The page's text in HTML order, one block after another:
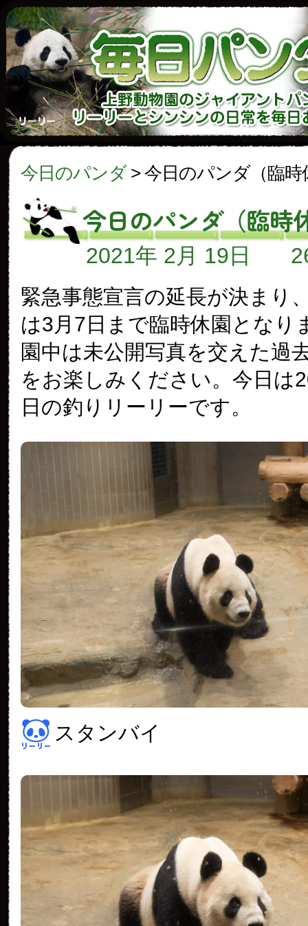
今日のパンダ> 今日のパンダ（臨時
今日のパンダ（臨時
2021年 2月 19日
緊急事態宣言の延長が決まり
は3月7日まで臨時休園となり
園中は未公開写真を交えた過
をお楽しみください。今日は
日の釣りリーリーです。
スタンバイ